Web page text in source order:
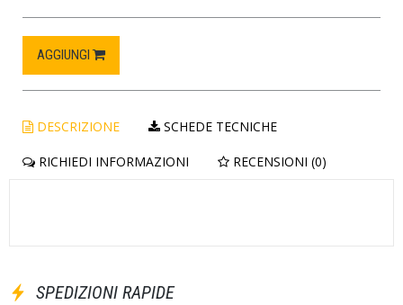
AGGIUNGI
DESCRIZIONE SCHEDE TECNICHE
RICHIEDI INFORMAZIONI RECENSIONI (0)
SPEDIZIONI RAPIDE